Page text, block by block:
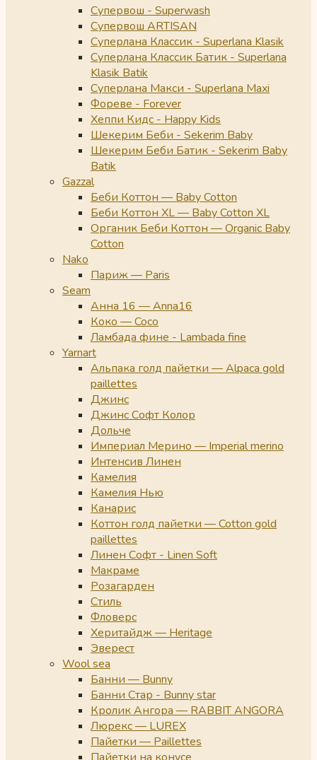
Супервош - Superwash
Супервош ARTISAN
Суперлана Классик - Superlana Klasik
Суперлана Классик Батик - Superlana
Klasik Batik
Суперлана Макси - Superlana Maxi
Фореве - Forever
Хеппи Кидс - Happy Kids
Шекерим Беби - Sekerim Baby
Шекерим Беби Батик - Sekerim Baby
Batik
Gazzal
Беби Коттон — Baby Cotton
Беби Коттон XL — Baby Cotton XL
Органик Беби Коттон — Organic Baby
Cotton
Nako
Париж — Paris
Seam
Анна 16 — Anna16
Коко — Coco
Ламбада фине - Lambada fine
Yarnart
Альпака голд пайетки — Alpaca gold
paillettes
Джинс
Джинс Софт Колор
Дольче
Империал Мерино — Imperial merino
Интенсив Линен
Камелия
Камелия Нью
Канарис
Коттон голд пайетки — Cotton gold
paillettes
Линен Софт - Linen Soft
Макраме
Розагарден
Стиль
Фловерс
Херитайдж — Heritage
Эверест
Wool sea
Банни — Bunny
Банни Стар - Bunny star
Кролик Ангора — RABBIT ANGORA
Люрекс — LUREX
Пайетки — Paillettes